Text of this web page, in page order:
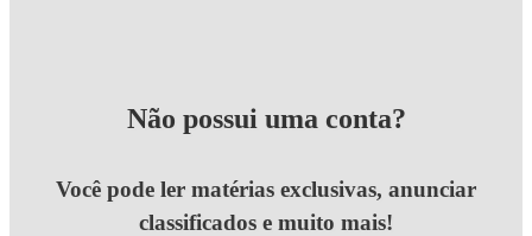
Não possui uma conta?
Você pode ler matérias exclusivas, anunciar
classificados e muito mais!